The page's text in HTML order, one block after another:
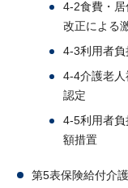
4-2食費・居
改正による
4-3利用者
4-4介護老
認定
4-5利用者
額措置
第5表保険給付介